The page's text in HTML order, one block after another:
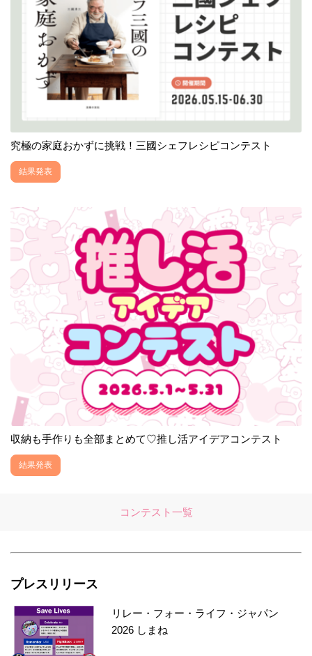
究極の家庭おかずに挑戦！三國シェフレシピコンテスト
結果発表
収納も手作りも全部まとめて♡推し活アイデアコンテスト
結果発表
コンテスト一覧
プレスリリース
リレー・フォー・ライフ・ジャパン
2026 しまね